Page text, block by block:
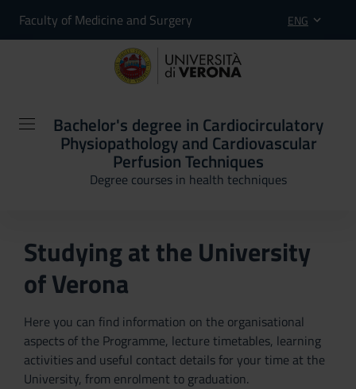
Faculty of Medicine and Surgery ENG
Bachelor's degree in Cardiocirculatory
Physiopathology and Cardiovascular
Perfusion Techniques
Degree courses in health techniques
Studying at the University
of Verona
Here you can find information on the organisational
aspects of the Programme, lecture timetables, learning
activities and useful contact details for your time at the
University, from enrolment to graduation.